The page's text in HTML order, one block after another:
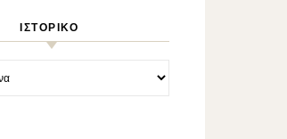
ΙΣΤΟΡΙΚΌ